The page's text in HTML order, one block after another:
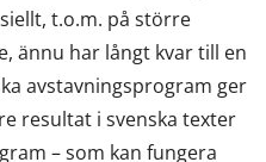
t.o.m. på större
ännu har långt kvar till en
avstavningsprogram ger
resultat i svenska texter
– som kan fungera